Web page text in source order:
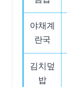
야채계
란국
김치덮
밥